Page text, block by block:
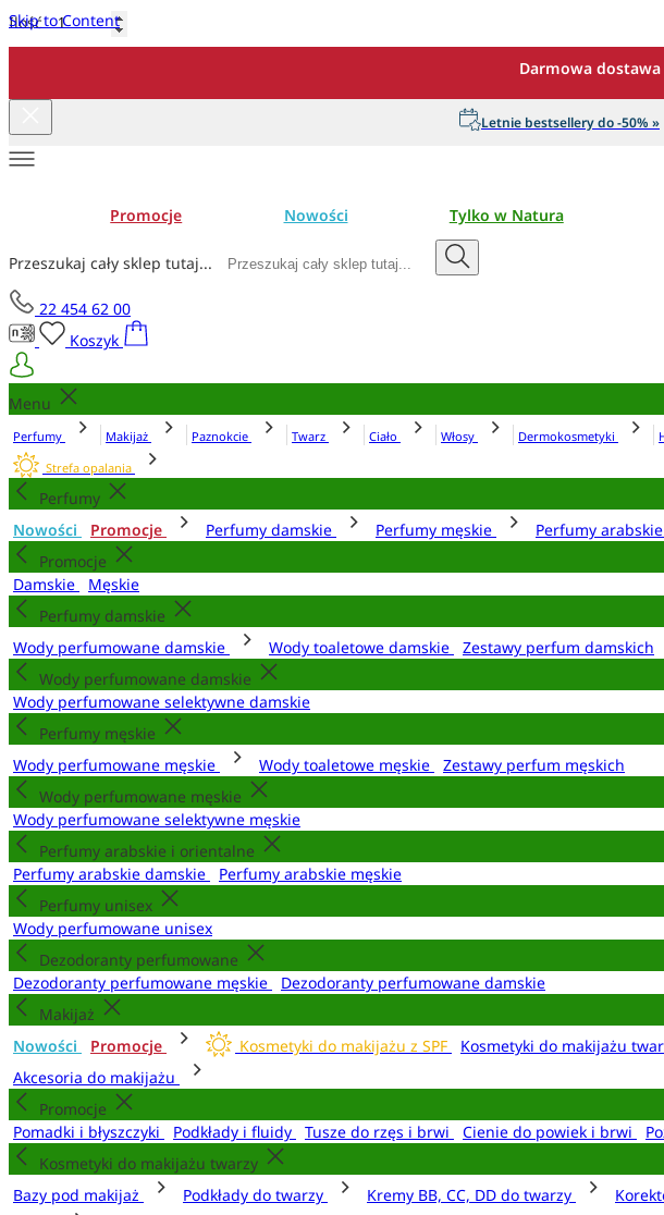
Skip to Content
Darmowa dostawa
Letnie bestsellery do -50% »
Promocje Nowości Tylko w Natura
Przeszukaj cały sklep tutaj...
22 454 62 00
Koszyk
Menu
Perfumy Makijaż Paznokcie Twarz Ciało Włosy Dermokosmetyki
Strefa opalania
Perfumy
Nowości
Promocje Perfumy damskie Perfumy męskie Perfumy
Promocje
Damskie
Męskie
Perfumy damskie
Wody perfumowane damskie
Wody toaletowe damskie
Zestawy perfum damskich
Wody perfumowane damskie
Wody perfumowane selektywne damskie
Perfumy męskie
Wody perfumowane męskie
Wody toaletowe męskie
Zestawy perfum męskich
Wody perfumowane męskie
Wody perfumowane selektywne męskie
Perfumy arabskie i orientalne
Perfumy arabskie damskie
Perfumy arabskie męskie
Perfumy unisex
Wody perfumowane unisex
Dezodoranty perfumowane
Dezodoranty perfumowane męskie
Dezodoranty perfumowane damskie
Makijaż
Nowości
Promocje Kosmetyki do makijażu z SPF Kosmetyki do makijażu
Akcesoria do makijażu
Promocje
Pomadki i błyszczyki
Podkłady i fluidy Tusze do rzęs i brwi Cienie do powiek i brwi
Kosmetyki do makijażu twarzy
Bazy pod makijaż
Podkłady do twarzy Kremy BB, CC, DD do twarzy
Ilość